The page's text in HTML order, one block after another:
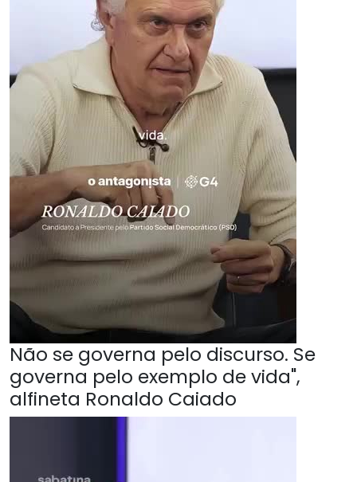
Não se governa pelo discurso. Se
governa pelo exemplo de vida",
alfineta Ronaldo Caiado